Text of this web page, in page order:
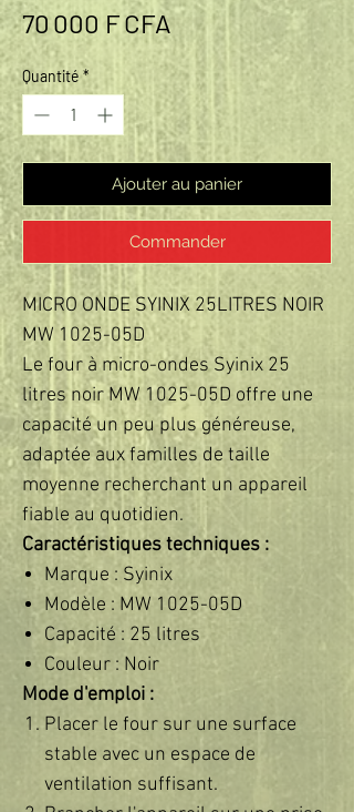
70 000 F CFAPrix
Quantité *
Ajouter au panier
Commander
MICRO ONDE SYINIX 25LITRES NOIR
MW 1025-05D
Le four à micro-ondes Syinix 25
litres noir MW 1025-05D offre une
capacité un peu plus généreuse,
adaptée aux familles de taille
moyenne recherchant un appareil
fiable au quotidien.
Caractéristiques techniques :
Marque : Syinix
Modèle : MW 1025-05D
Capacité : 25 litres
Couleur : Noir
Mode d'emploi :
Placer le four sur une surface
stable avec un espace de
ventilation suffisant.